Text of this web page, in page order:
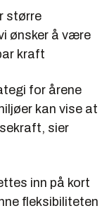
større
ønsker å være
kraft
for årene
kan vise at
sier
inn på kort
fleksibiliteten